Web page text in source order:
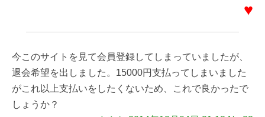
♥
今このサイトを見て会員登録してしまっていましたが、
退会希望を出しました。15000円支払ってしまいました
がこれ以上支払いをしたくないため、これで良かったで
しょうか？